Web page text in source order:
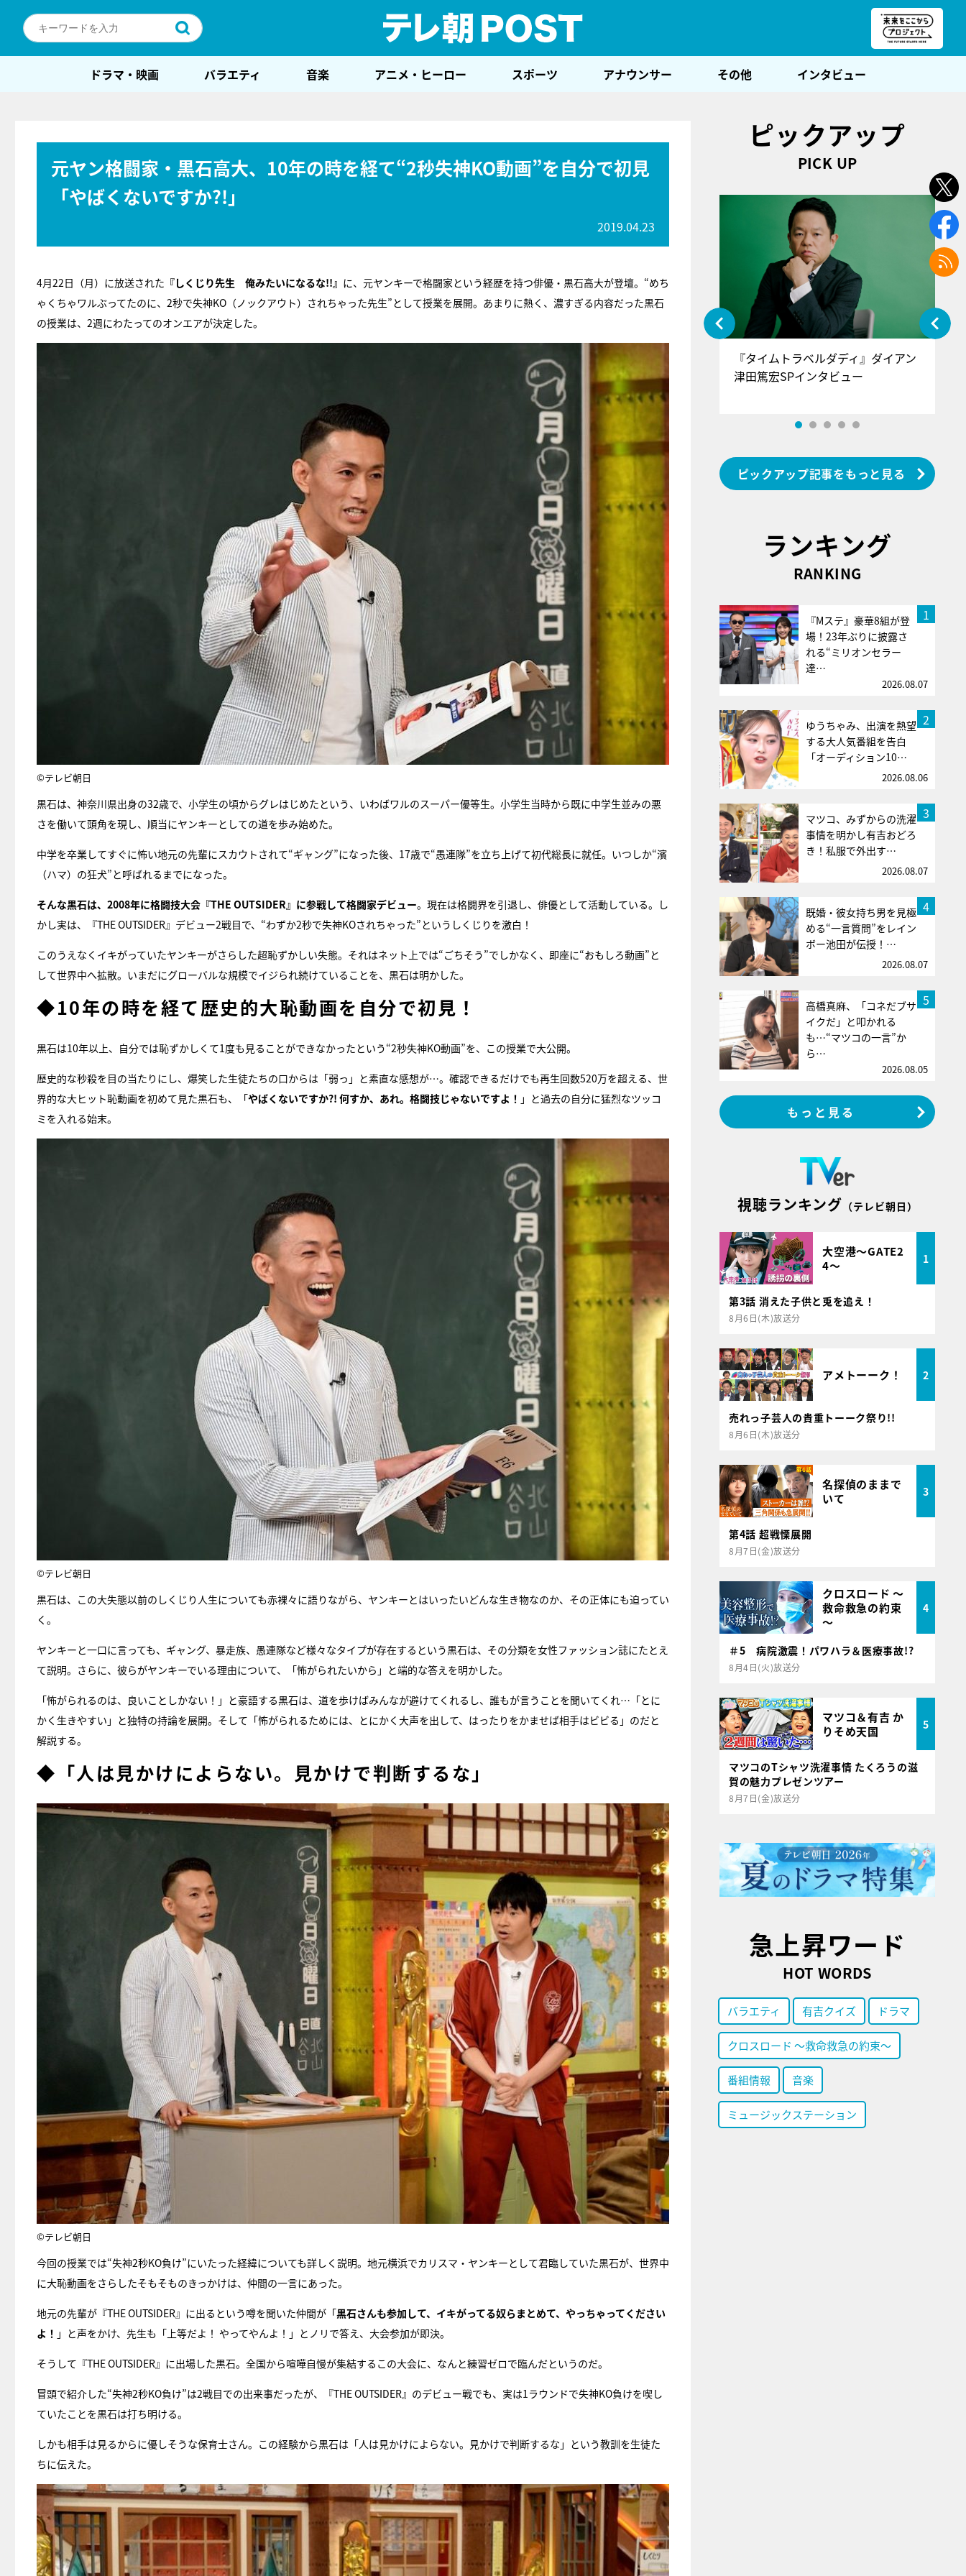
ドラマ・映画 バラエティ 音楽 アニメ・ヒーロー スポーツ アナウンサー その他 インタビュー
元ヤン格闘家・黒石高大、10年の時を経て“2秒失神KO動画”を自分で初見
「やばくないですか?!」
2019.04.23
4月22日（月）に放送された 『しくじり先生 俺みたいになるな!!』 に、元ヤンキーで格闘家という経歴を持つ俳優・黒石高大が登壇。“めち
ゃくちゃワルぶってたのに、2秒で失神KO（ノックアウト）されちゃった先生”として授業を展開。あまりに熱く、濃すぎる内容だった黒石
の授業は、2週にわたってのオンエアが決定した。
©テレビ朝日
黒石は、神奈川県出身の32歳で、小学生の頃からグレはじめたという、いわばワルのスーパー優等生。小学生当時から既に中学生並みの悪
さを働いて頭角を現し、順当にヤンキーとしての道を歩み始めた。
中学を卒業してすぐに怖い地元の先輩にスカウトされて“ギャング”になった後、17歳で“愚連隊”を立ち上げて初代総長に就任。いつしか“濱
（ハマ）の狂犬”と呼ばれるまでになった。
そんな黒石は、2008年に格闘技大会『THE OUTSIDER』に参戦して格闘家デビュー。現在は格闘界を引退し、俳優として活動している。し
かし実は、『THE OUTSIDER』デビュー2戦目で、“わずか2秒で失神KOされちゃった”というしくじりを激白！
このうえなくイキがっていたヤンキーがさらした超恥ずかしい失態。それはネット上では“ごちそう”でしかなく、即座に“おもしろ動画”と
して世界中へ拡散。いまだにグローバルな規模でイジられ続けていることを、黒石は明かした。
◆10年の時を経て歴史的大恥動画を自分で初見！
黒石は10年以上、自分では恥ずかしくて1度も見ることができなかったという“2秒失神KO動画”を、この授業で大公開。
歴史的な秒殺を目の当たりにし、爆笑した生徒たちの口からは「弱っ」と素直な感想が…。確認できるだけでも再生回数520万を超える、世
界的な大ヒット恥動画を初めて見た黒石も、「やばくないですか?! 何すか、あれ。格闘技じゃないですよ！ 」と過去の自分に猛烈なツッコ
ミを入れる始末。
©テレビ朝日
黒石は、この大失態以前のしくじり人生についても赤裸々に語りながら、ヤンキーとはいったいどんな生き物なのか、その正体にも迫ってい
く。
ヤンキーと一口に言っても、ギャング、暴走族、愚連隊など様々なタイプが存在するという黒石は、その分類を女性ファッション誌にたとえ
て説明。さらに、彼らがヤンキーでいる理由について、「怖がられたいから」と端的な答えを明かした。
「怖がられるのは、良いことしかない！」と豪語する黒石は、道を歩けばみんなが避けてくれるし、誰もが言うことを聞いてくれ…「とに
かく生きやすい」と独特の持論を展開。そして「怖がられるためには、とにかく大声を出して、はったりをかませば相手はビビる」のだと
解説する。
◆「人は見かけによらない。見かけで判断するな」
©テレビ朝日
今回の授業では“失神2秒KO負け”にいたった経緯についても詳しく説明。地元横浜でカリスマ・ヤンキーとして君臨していた黒石が、世界中
に大恥動画をさらしたそもそものきっかけは、仲間の一言にあった。
地元の先輩が『THE OUTSIDER』に出るという噂を聞いた仲間が「黒石さんも参加して、イキがってる奴らまとめて、やっちゃってください
よ！ 」と声をかけ、先生も「上等だよ！ やってやんよ！」とノリで答え、大会参加が即決。
そうして『THE OUTSIDER』に出場した黒石。全国から喧嘩自慢が集結するこの大会に、なんと練習ゼロで臨んだというのだ。
冒頭で紹介した“失神2秒KO負け”は2戦目での出来事だったが、『THE OUTSIDER』のデビュー戦でも、実は1ラウンドで失神KO負けを喫し
ていたことを黒石は打ち明ける。
しかも相手は見るからに優しそうな保育士さん。この経験から黒石は「人は見かけによらない。見かけで判断するな」という教訓を生徒た
ちに伝えた。
ピックアップ
PICK UP
『アイ＝ラブ！げーみんぐ』＝LOV
E齋藤樹愛羅＆佐々木舞香SPインタ
ビュー
『タイムトラベルダディ』ダイアン
津田篤宏SPインタビュー
ピックアップ記事をもっと見る
ランキング
RANKING
1
『Mステ』豪華8組が登
場！23年ぶりに披露さ
れる“ミリオンセラー
達…
2026.08.07
2
ゆうちゃみ、出演を熱望
する大人気番組を告白
「オーディション10…
2026.08.06
3
マツコ、みずからの洗濯
事情を明かし有吉おどろ
き！私服で外出す…
2026.08.07
4
既婚・彼女持ち男を見極
める“一言質問”をレイン
ボー池田が伝授！…
2026.08.07
5
高橋真麻、「コネだブサ
イクだ」と叩かれる
も…“マツコの一言”か
ら…
2026.08.05
もっと見る
視聴ランキング （テレビ朝日）
大空港～GATE2
4～
1
第3話 消えた子供と兎を追え！
8月6日(木)放送分
アメトーーク！ 2
売れっ子芸人の貴重トーーク祭り!!
8月6日(木)放送分
名探偵のままで
いて
3
第4話 超戦慄展開
8月7日(金)放送分
クロスロード ～
救命救急の約束
～
4
＃5 病院激震！パワハラ＆医療事故!?
8月4日(火)放送分
マツコ＆有吉 か
りそめ天国
5
マツコのTシャツ洗濯事情 たくろうの滋
賀の魅力プレゼンツアー
8月7日(金)放送分
急上昇ワード
HOT WORDS
バラエティ 有吉クイズ ドラマ
クロスロード ～救命救急の約束～
番組情報 音楽
ミュージックステーション